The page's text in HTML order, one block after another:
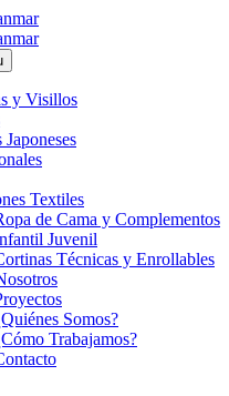
y Visillos
Japoneses
Textiles
de Cama y Complementos
Juvenil
Técnicas y Enrollables
Somos?
Trabajamos?